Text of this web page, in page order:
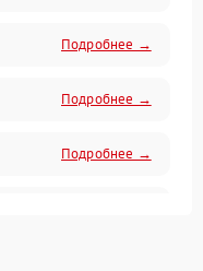
Подробнее →
Подробнее →
Подробнее →